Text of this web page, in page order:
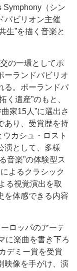
Symphony（シン
パビリオン主催
生”を描く音楽と
の一環としてポ
ーランドパビリオ
る。ポーランドパ
く遺産”のもと、
家15人”に選出さ
あり、受賞歴を持
カシュ・ロスト
演として、多様
音楽”の体験型ス
よるクラシック
る視覚演出を取
を体感できる内容
ロッパのアーテ
に楽曲を書き下ろ
デミー賞を受賞
映像を手がけ、演